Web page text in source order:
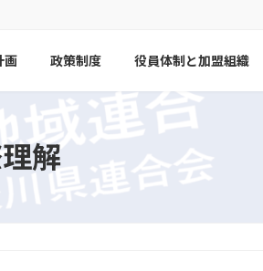
画 政策制度 役員体制と加盟組織
解